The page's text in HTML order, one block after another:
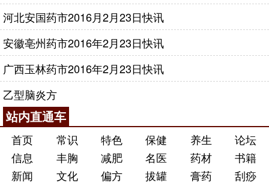
河北安国药市2016月2月23日快讯
安徽亳州药市2016年2月23日快讯
广西玉林药市2016年2月23日快讯
乙型脑炎方
站内直通车
首页 常识 特色 保健 养生
论坛
信息
丰胸 减肥 名医 药材
书籍
新闻
文化 偏方 拔罐 膏药
刮痧